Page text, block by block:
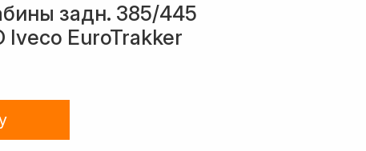
задн. 385/445
EuroTrakker